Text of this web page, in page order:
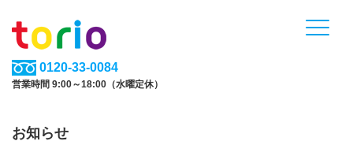
0120-33-0084
営業時間 9:00～18:00（水曜定休）
お知らせ